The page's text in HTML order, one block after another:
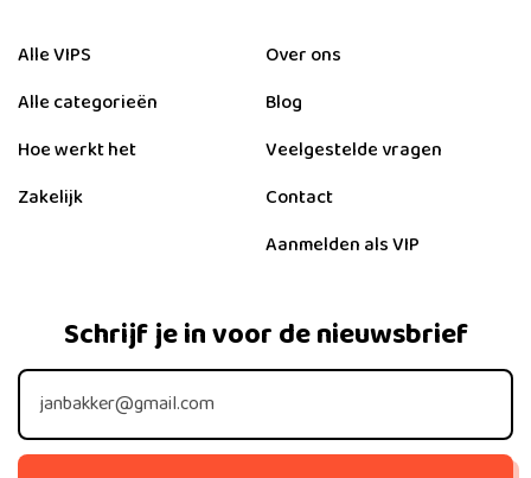
Alle VIPS
Alle categorieën
Hoe werkt het
Zakelijk
Over ons
Blog
Veelgestelde vragen
Contact
Aanmelden als VIP
Schrijf je in voor de nieuwsbrief